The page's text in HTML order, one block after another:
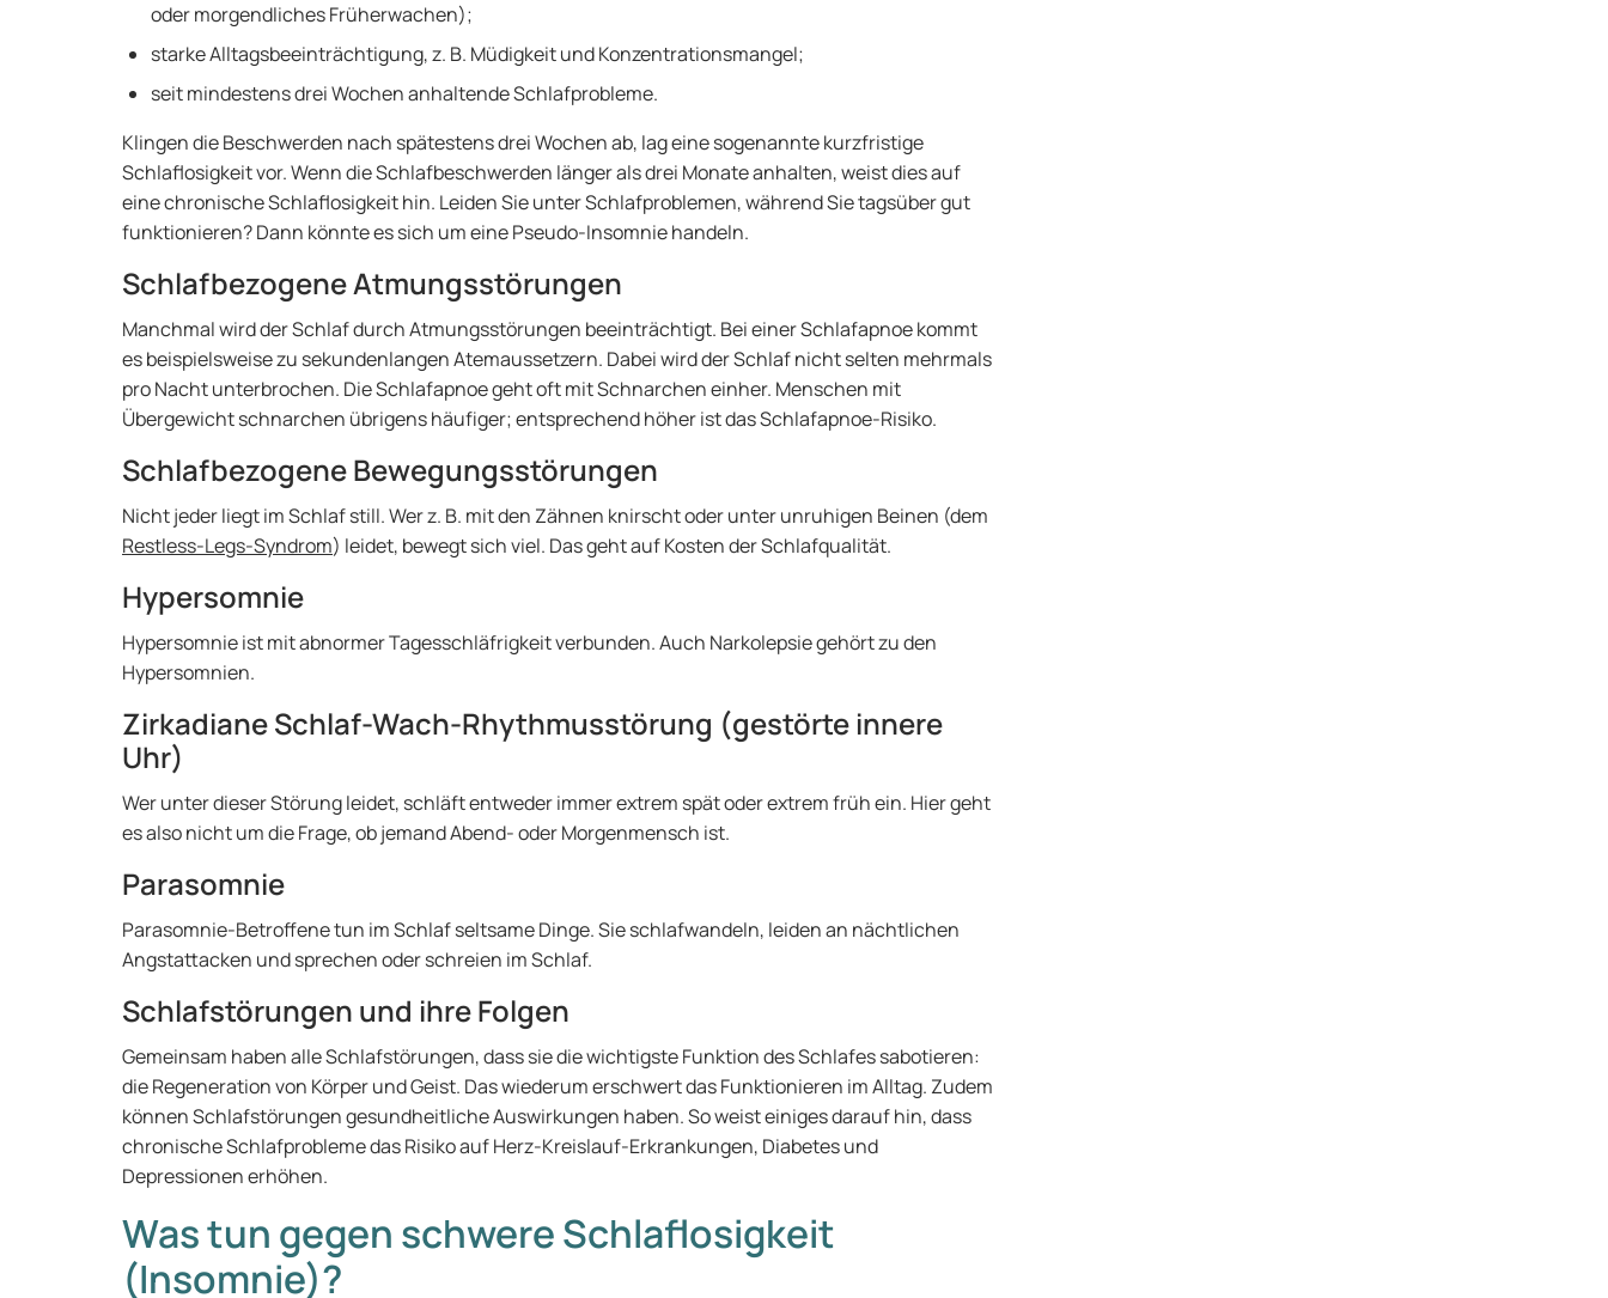
oder morgendliches Früherwachen);
starke Alltagsbeeinträchtigung, z. B. Müdigkeit und Konzentrationsmangel;
seit mindestens drei Wochen anhaltende Schlafprobleme.
Klingen die Beschwerden nach spätestens drei Wochen ab, lag eine sogenannte kurzfristige
Schlaflosigkeit vor. Wenn die Schlafbeschwerden länger als drei Monate anhalten, weist dies auf
eine chronische Schlaflosigkeit hin. Leiden Sie unter Schlafproblemen, während Sie tagsüber gut
funktionieren? Dann könnte es sich um eine Pseudo-Insomnie handeln.
Schlafbezogene Atmungsstörungen
Manchmal wird der Schlaf durch Atmungsstörungen beeinträchtigt. Bei einer Schlafapnoe kommt
es beispielsweise zu sekundenlangen Atemaussetzern. Dabei wird der Schlaf nicht selten mehrmals
pro Nacht unterbrochen. Die Schlafapnoe geht oft mit Schnarchen einher. Menschen mit
Übergewicht schnarchen übrigens häufiger; entsprechend höher ist das Schlafapnoe-Risiko.
Schlafbezogene Bewegungsstörungen
Nicht jeder liegt im Schlaf still. Wer z. B. mit den Zähnen knirscht oder unter unruhigen Beinen (dem
Restless-Legs-Syndrom) leidet, bewegt sich viel. Das geht auf Kosten der Schlafqualität.
Hypersomnie
Hypersomnie ist mit abnormer Tagesschläfrigkeit verbunden. Auch Narkolepsie gehört zu den
Hypersomnien.
Zirkadiane Schlaf-Wach-Rhythmusstörung (gestörte innere
Uhr)
Wer unter dieser Störung leidet, schläft entweder immer extrem spät oder extrem früh ein. Hier geht
es also nicht um die Frage, ob jemand Abend- oder Morgenmensch ist.
Parasomnie
Parasomnie-Betroffene tun im Schlaf seltsame Dinge. Sie schlafwandeln, leiden an nächtlichen
Angstattacken und sprechen oder schreien im Schlaf.
Schlafstörungen und ihre Folgen
Gemeinsam haben alle Schlafstörungen, dass sie die wichtigste Funktion des Schlafes sabotieren:
die Regeneration von Körper und Geist. Das wiederum erschwert das Funktionieren im Alltag. Zudem
können Schlafstörungen gesundheitliche Auswirkungen haben. So weist einiges darauf hin, dass
chronische Schlafprobleme das Risiko auf Herz-Kreislauf-Erkrankungen, Diabetes und
Depressionen erhöhen.
Was tun gegen schwere Schlaflosigkeit
(Insomnie)?